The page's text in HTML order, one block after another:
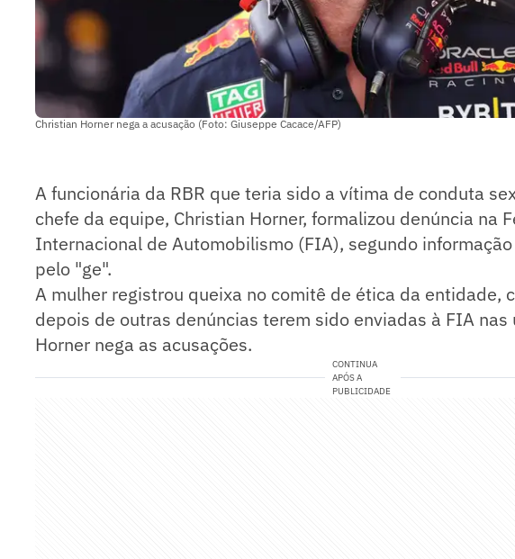
Christian Horner nega a acusação (Foto: Giuseppe Cacace/AFP)
A funcionária da RBR que teria sido a vítima de conduta
chefe da equipe, Christian Horner, formalizou denúncia na
Internacional de Automobilismo (FIA), segundo
pelo "ge".
A mulher registrou queixa no comitê de ética da entidade,
depois de outras denúncias terem sido enviadas à FIA nas
Horner nega as acusações.
CONTINUA
APÓS A
PUBLICIDADE